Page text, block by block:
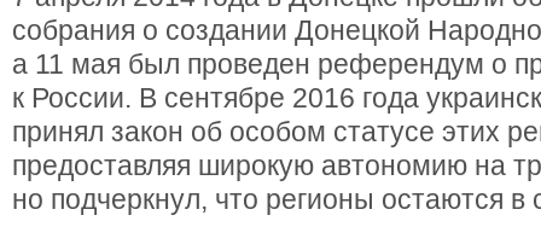
собрания о создании Донецкой
а 11 мая был проведен референдум о
к России. В сентябре 2016 года
принял закон об особом статусе этих
предоставляя широкую автономию на
но подчеркнул, что регионы остаются в